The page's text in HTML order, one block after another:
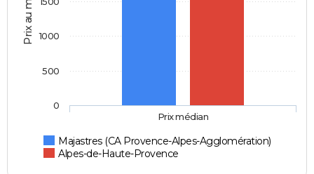
Prix au m2
Majastres (CA Provence-Alpes-Agglomération)
Alpes-de-Haute-Provence
Prix médian
0
500
1000